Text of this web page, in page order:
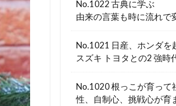
No.1022 古典に学ぶ
由来の言葉も時に流れで
No.1021 日産、ホンダを
スズキ トヨタとの2 強時
No.1020 根っこが育って
性、自制心、挑戦心が育